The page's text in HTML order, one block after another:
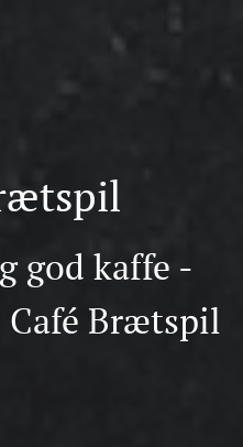
god kaffe -
Brætspil